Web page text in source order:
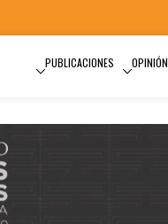
PUBLICACIONES OPINIÓN